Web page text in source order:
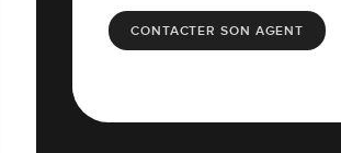
CONTACTER SON AGENT